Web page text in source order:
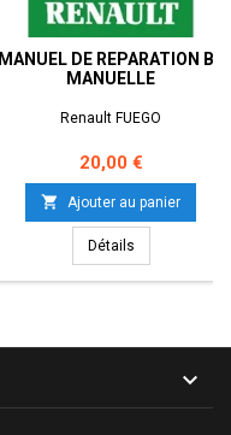
MANUEL DE REPARATION BV
MANUELLE
Renault FUEGO
Prix
20,00 €
 Ajouter au panier
Détails
